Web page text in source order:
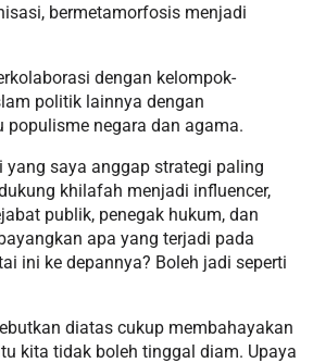
bermetamorfosis menjadi
dengan kelompok-
politik lainnya dengan
populisme negara dan agama.
yang saya anggap strategi paling
khilafah menjadi influencer,
publik, penegak hukum, dan
apa yang terjadi pada
ini ke depannya? Boleh jadi seperti
diatas cukup membahayakan
kita tidak boleh tinggal diam. Upaya